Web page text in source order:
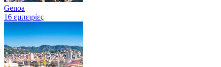
Genoa
16 εμπειρίες